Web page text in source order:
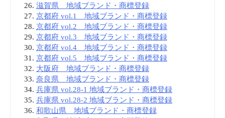
滋賀県 地域ブランド・商標登録
京都府 vol.1 地域ブランド・商標登録
京都府 vol.2 地域ブランド・商標登録
京都府 vol.3 地域ブランド・商標登録
京都府 vol.4 地域ブランド・商標登録
京都府 vol.5 地域ブランド・商標登録
大阪府 地域ブランド・商標登録
奈良県 地域ブランド・商標登録
兵庫県 vol.28-1 地域ブランド・商標登録
兵庫県 vol.28-2 地域ブランド・商標登録
和歌山県 地域ブランド・商標登録